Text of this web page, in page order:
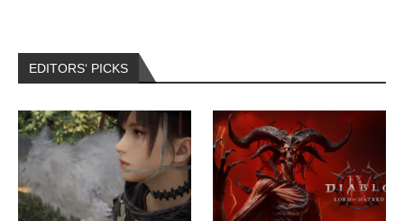
EDITORS‘ PICKS